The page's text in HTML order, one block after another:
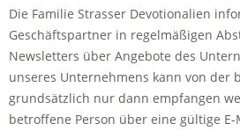
Die Familie Strasser Devotionalien
Geschäftspartner in regelmäßigen
Newsletters über Angebote des
unseres Unternehmens kann von der
grundsätzlich nur dann empfangen
betroffene Person über eine gültige